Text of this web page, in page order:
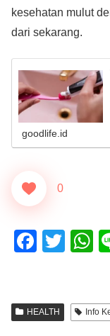
kesehatan mulut
dari sekarang.
goodlife.id
0
F
e
T
er s
HEALTH Info